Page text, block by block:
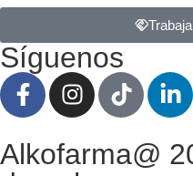
Síguenos
Alkofarma@